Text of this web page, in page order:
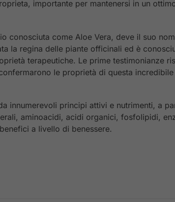
importante per mantenersi in un
conosciuta come Aloe Vera, deve il suo
la regina delle piante officinali ed è
terapeutiche. Le prime testimonianze
le proprietà di questa
innumerevoli principi attivi e nutrimenti, a
aminoacidi, acidi organici, fosfolipidi,
a livello di benessere.